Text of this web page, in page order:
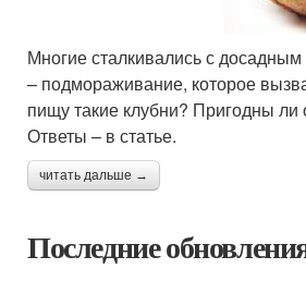
Многие сталкивались с
– подмораживание, которое
пищу такие клубни? Пригодны
Ответы – в статье.
читать дальше →
Последние